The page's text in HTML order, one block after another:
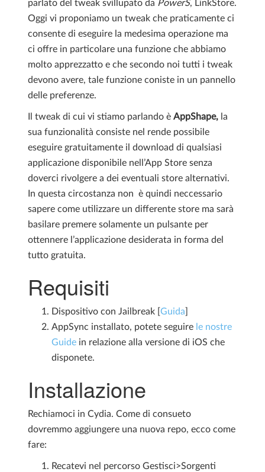
parlato del tweak svillupato da PowerS, LinkStore.
Oggi vi proponiamo un tweak che praticamente ci
consente di eseguire la medesima operazione ma
ci offre in particolare una funzione che abbiamo
molto apprezzatto e che secondo noi tutti i tweak
devono avere, tale funzione coniste in un pannello
delle preferenze.
Il tweak di cui vi stiamo parlando è AppShape, la
sua funzionalità consiste nel rende possibile
eseguire gratuitamente il download di qualsiasi
applicazione disponibile nell’App Store senza
doverci rivolgere a dei eventuali store alternativi.
In questa circostanza non è quindi neccessario
sapere come utilizzare un differente store ma sarà
basilare premere solamente un pulsante per
ottennere l’applicazione desiderata in forma del
tutto gratuita.
Requisiti
Dispositivo con Jailbreak [ Guida
AppSync installato, potete seguirele nostre
Guidein relazione alla versione di iOS che
disponete.
Installazione
Rechiamoci in Cydia. Come di consueto
dovremmo aggiungere una nuova repo, ecco come
fare:
Recatevi nel percorso Gestisci>Sorgenti